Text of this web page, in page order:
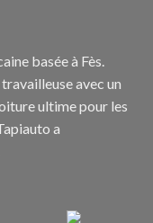
basée à Fès.
avec un
ultime pour les
a